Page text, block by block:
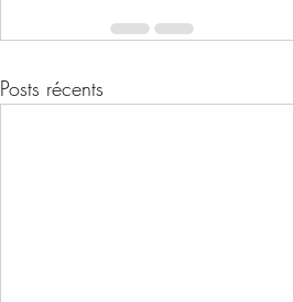
Posts récents